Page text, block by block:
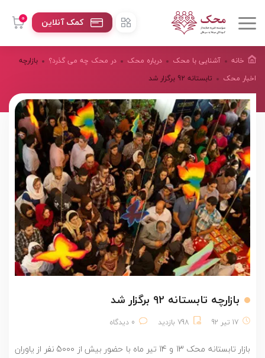
0 کمک آنلاین
خانه آشنایی با محک درباره محک
در محک چه می گذرد؟
اخبار محک
بازارچه
تابستانه 92 برگزار شد
بازارچه تابستانه 92 برگزار شد
17 تیر 92 798 بازدید 0 دیدگاه
بازار تابستانه محک 13 و 14 تیر ماه با حضور بیش از 5000 نفر از یاوران